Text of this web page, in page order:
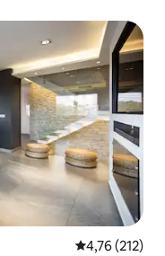
Évaluation
4,76 (212)